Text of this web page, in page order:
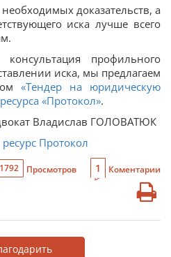
доказательств, а
иска лучше всего
профильного
иска, мы предлагаем
«Тендер на юридическую
«Протокол».
Владислав ГОЛОВАТЮК
Протокол
Просмотров 1 Коментарии